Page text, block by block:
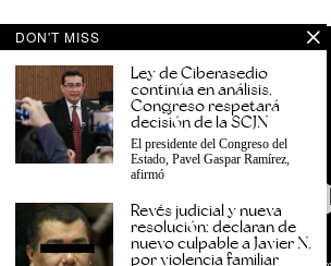
DON'T MISS
Ley de Ciberasedio
continúa en análisis,
Congreso respetará
decisión de la SCJN
El presidente del Congreso del
Estado, Pavel Gaspar Ramírez,
afirmó
Revés judicial y nueva
resolución: declaran de
nuevo culpable a Javier N.
por violencia familiar